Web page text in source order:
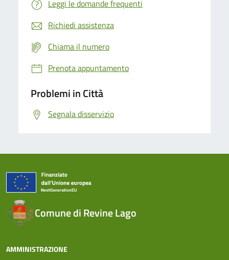
Leggi le domande frequenti
Richiedi assistenza
Chiama il numero
Prenota appuntamento
Problemi in Città
Segnala disservizio
Comune di Revine Lago
AMMINISTRAZIONE